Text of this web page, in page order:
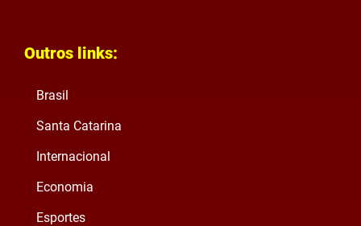
Outros links:
Brasil
Santa Catarina
Internacional
Economia
Esportes